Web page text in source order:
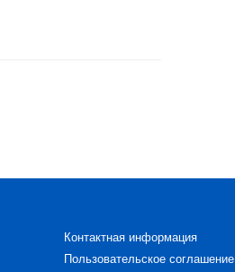
Контактная информация
Пользовательское соглашение